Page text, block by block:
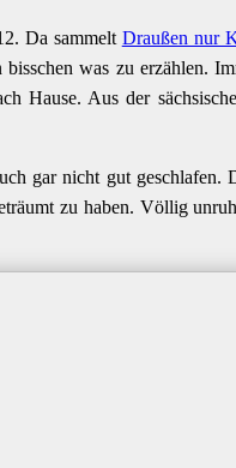
Da sammelt Draußen nur
was zu erzählen.
Hause. Aus der
gar nicht gut geschlafen.
zu haben. Völlig